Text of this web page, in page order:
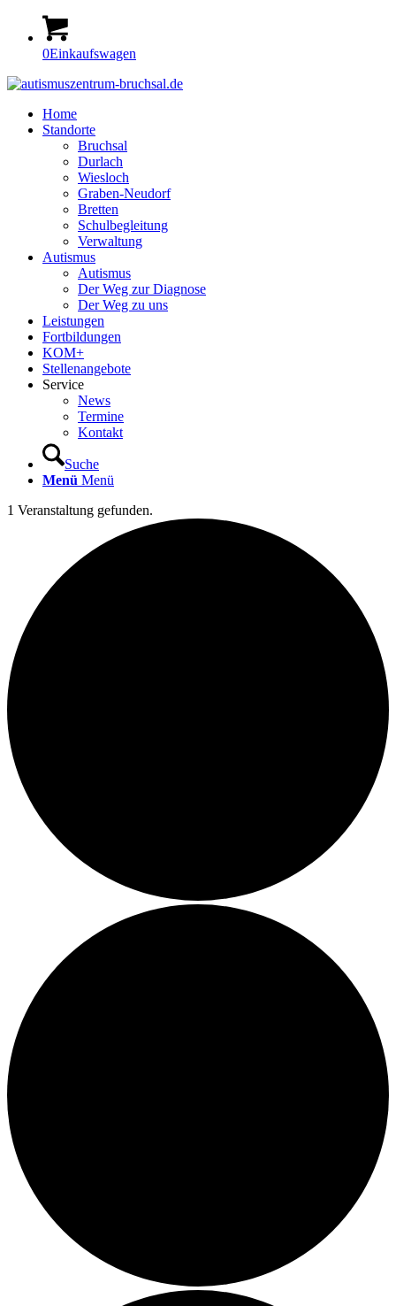
0Einkaufswagen
Home
Standorte
Bruchsal
Durlach
Wiesloch
Graben-Neudorf
Bretten
Schulbegleitung
Verwaltung
Autismus
Autismus
Der Weg zur Diagnose
Der Weg zu uns
Leistungen
Fortbildungen
KOM+
Stellenangebote
Service
News
Termine
Kontakt
Suche
Menü Menü
1 Veranstaltung gefunden.